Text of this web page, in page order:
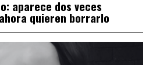
aparece dos veces
quieren borrarlo